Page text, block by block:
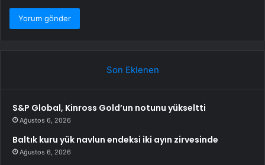
Son Eklenen
S&P Global, Kinross Gold’un notunu yükseltti
Ağustos 6, 2026
Baltık kuru yük navlun endeksi iki ayın zirvesinde
Ağustos 6, 2026